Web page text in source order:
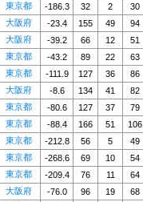
東京都 -186.3 32 2 30
大阪府 -23.4 155 49 94
大阪府 -39.2 66 12 51
東京都 -43.2 89 22 63
東京都 -111.9 127 36 86
大阪府 -8.6 134 41 82
東京都 -80.6 127 37 79
東京都 -88.4 166 51 106
東京都 -212.8 56 5 49
東京都 -268.6 69 10 54
東京都 -209.4 76 11 64
大阪府 -76.0 96 19 68